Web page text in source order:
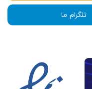
تلگرام ما